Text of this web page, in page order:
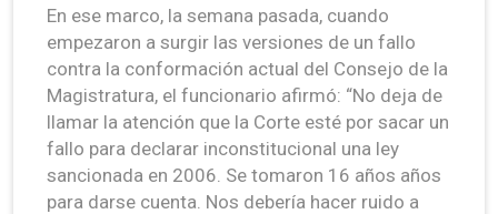
En ese marco, la semana pasada, cuando
empezaron a surgir las versiones de un fallo
contra la conformación actual del Consejo de la
Magistratura, el funcionario afirmó: “No deja de
llamar la atención que la Corte esté por sacar un
fallo para declarar inconstitucional una ley
sancionada en 2006. Se tomaron 16 años años
para darse cuenta. Nos debería hacer ruido a